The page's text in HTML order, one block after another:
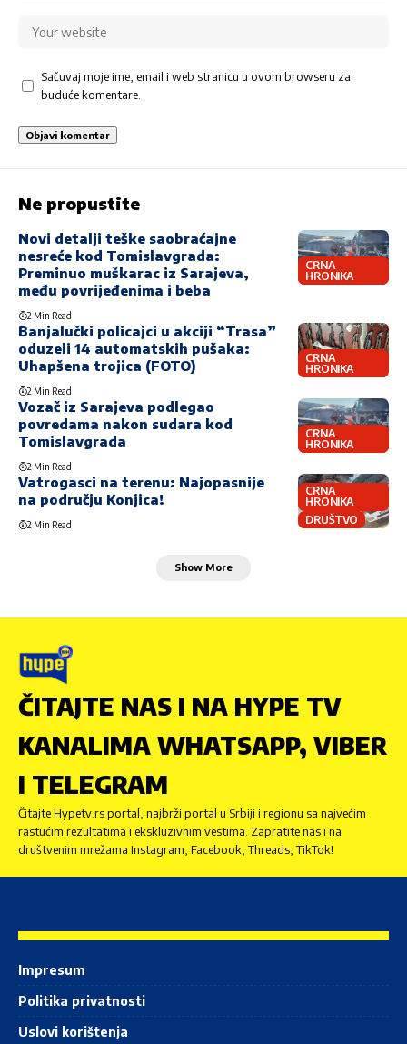
Sačuvaj moje ime, email i web stranicu u ovom browseru za
buduće komentare.
Ne propustite
CRNA
HRONIKA
Novi detalji teške saobraćajne
nesreće kod Tomislavgrada:
Preminuo muškarac iz Sarajeva,
među povrijeđenima i beba
2 Min Read
CRNA
HRONIKA
Banjalučki policajci u akciji “Trasa”
oduzeli 14 automatskih pušaka:
Uhapšena trojica (FOTO)
2 Min Read
CRNA
HRONIKA
Vozač iz Sarajeva podlegao
povredama nakon sudara kod
Tomislavgrada
2 Min Read
CRNA
HRONIKA
DRUŠTVO
Vatrogasci na terenu: Najopasnije
na području Konjica!
2 Min Read
Show More
ČITAJTE NAS I NA HYPE TV
KANALIMA WHATSAPP, VIBER
I TELEGRAM
Čitajte Hypetv.rs portal, najbrži portal u Srbiji i regionu sa najvećim
rastućim rezultatima i ekskluzivnim vestima. Zapratite nas i na
društvenim mrežama Instagram, Facebook, Threads, TikTok!
Impresum
Politika privatnosti
Uslovi korištenja